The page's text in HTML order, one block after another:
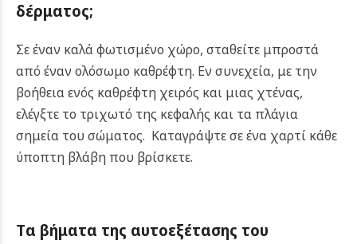
δέρματος;
Σε έναν καλά φωτισμένο χώρο, σταθείτε μπροστά
από έναν ολόσωμο καθρέφτη. Εν συνεχεία, με την
βοήθεια ενός καθρέφτη χειρός και μιας χτένας,
ελέγξτε το τριχωτό της κεφαλής και τα πλάγια
σημεία του σώματος. Καταγράψτε σε ένα χαρτί κάθε
ύποπτη βλάβη που βρίσκετε.
Tα βήματα της αυτοεξέτασης του